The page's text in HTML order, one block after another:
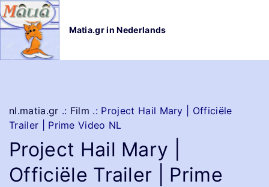
G
a
Matia.gr in Nederlands
nl.matia.gr .: Film .: Project Hail Mary | Officiële
Trailer | Prime Video NL
Project Hail Mary |
Officiële Trailer | Prime